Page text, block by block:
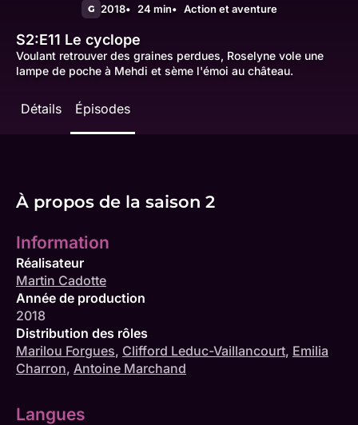
G 2018 24 min Action et aventure
S2:E11 Le cyclope
Voulant retrouver des graines perdues, Roselyne vole une
lampe de poche à Mehdi et sème l'émoi au château.
Détails Épisodes
À propos de la saison 2
Information
Réalisateur
Martin Cadotte
Année de production
2018
Distribution des rôles
Marilou Forgues, Clifford Leduc-Vaillancourt, Emilia
Charron, Antoine Marchand
Langues